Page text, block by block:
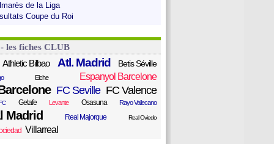
de la Liga
Coupe du Roi
les fiches CLUB
Athletic Bilbao Atl. Madrid Betis Séville
Elche Espanyol Barcelone
FC Seville FC Valence
Getafe Levante Osasuna Rayo Vallecano
Madrid Real Majorque Real Oviedo
Villarreal